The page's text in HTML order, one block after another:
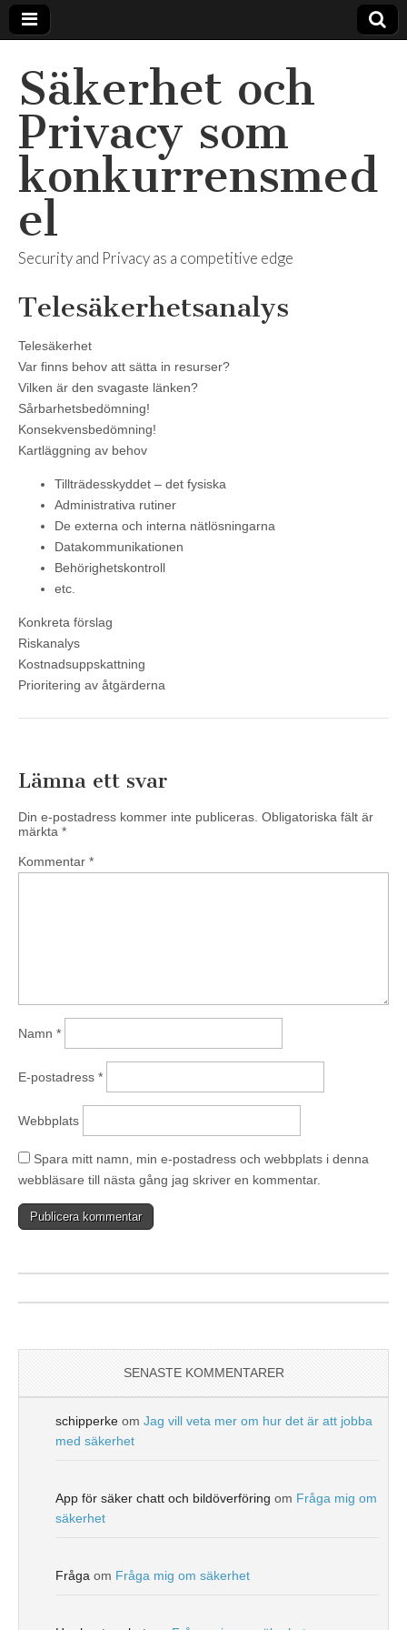
Säkerhet och
Privacy som
konkurrensmed
el
Security and Privacy as a competitive edge
Telesäkerhetsanalys
Telesäkerhet
Var finns behov att sätta in resurser?
Vilken är den svagaste länken?
Sårbarhetsbedömning!
Konsekvensbedömning!
Kartläggning av behov
Tillträdesskyddet – det fysiska
Administrativa rutiner
De externa och interna nätlösningarna
Datakommunikationen
Behörighetskontroll
etc.
Konkreta förslag
Riskanalys
Kostnadsuppskattning
Prioritering av åtgärderna
Lämna ett svar
Din e-postadress kommer inte publiceras. Obligatoriska fält är
märkta *
Kommentar *
Namn *
E-postadress *
Webbplats
Spara mitt namn, min e-postadress och webbplats i denna
webbläsare till nästa gång jag skriver en kommentar.
SENASTE KOMMENTARER
schipperke om Jag vill veta mer om hur det är att jobba
med säkerhet
App för säker chatt och bildöverföring om Fråga mig om
säkerhet
Fråga om Fråga mig om säkerhet